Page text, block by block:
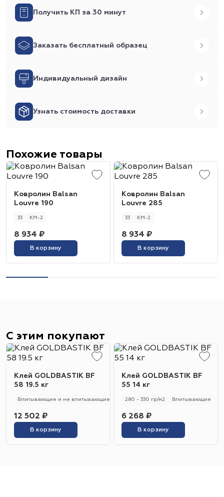
Получить КП за 30 минут
Заказать бесплатный образец
Индивидуальный дизайн
Узнать стоимость доставки
Похожие товары
Ковролин Balsan
Louvre 190
33 КМ-2
8 934 ₽
В корзину
Ковролин Balsan
Louvre 285
33 КМ-2
8 934 ₽
В корзину
С этим покупают
Клей GOLDBASTIK BF
58 19.5 кг
Впитывающие и не впитывающие 250 - 280 гр/м2 Универсальный
12 502 ₽
В корзину
Клей GOLDBASTIK BF
55 14 кг
280 - 330 гр/м2 Впитывающие
6 268 ₽
В корзину